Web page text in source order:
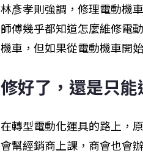
林彥孝則強調，修理電動機
師傅幾乎都知道怎麼維修電
機車，但如果從電動機車開
修好了，還是只能
在轉型電動化運具的路上，
會幫經銷商上課，商會也會